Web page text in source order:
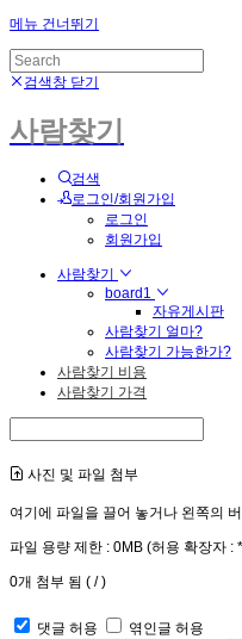
메뉴 건너뛰기
검색창 닫기
사람찾기
검색
로그인/회원가입
로그인
회원가입
사람찾기
board1
자유게시판
사람찾기 얼마?
사람찾기 가능한가?
사람찾기 비용
사람찾기 가격
사진 및 파일 첨부
여기에 파일을 끌어 놓거나 왼쪽의
파일 용량 제한 : 0MB (허용 확장자 :
0개 첨부 됨 ( /)
댓글 허용
엮인글 허용